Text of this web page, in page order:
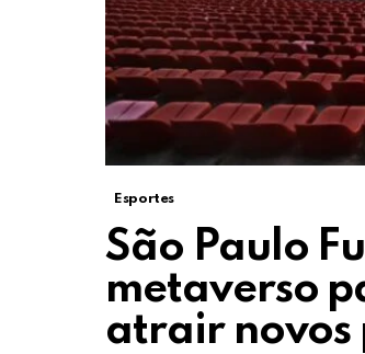
Esportes
São Paulo
metaverso
atrair novos